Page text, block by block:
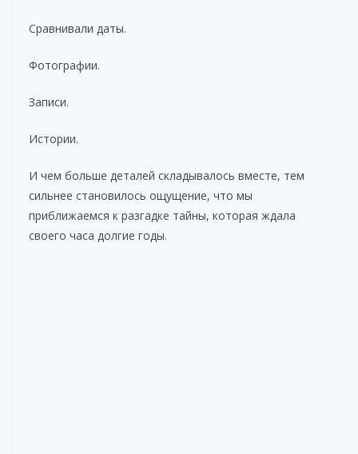
Сравнивали даты.
Фотографии.
Записи.
Истории.
И чем больше деталей складывалось вместе, тем
сильнее становилось ощущение, что мы
приближаемся к разгадке тайны, которая ждала
своего часа долгие годы.